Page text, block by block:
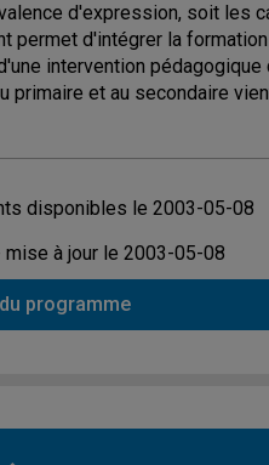
d'expression, soit les
permet d'intégrer la
intervention
primaire et au secondaire
disponibles le 2003-05-08
à jour le 2003-05-08
programme